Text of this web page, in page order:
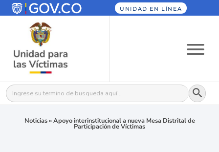
UNIDAD EN LÍNEA
Buscar: Botón
Noticias»Apoyo interinstitucional a nueva Mesa Distrital de
Participación de Víctimas